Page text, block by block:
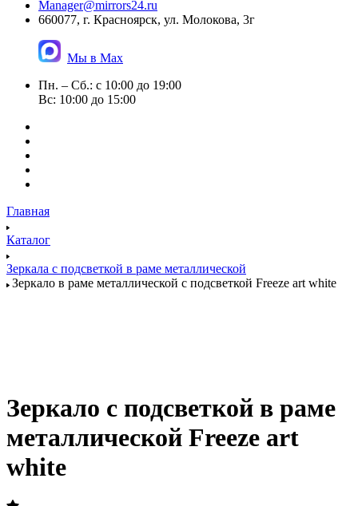
Manager@mirrors24.ru
660077, г. Красноярск, ул. Молокова, 3г
Мы в Max
Пн. – Сб.: с 10:00 до 19:00
Вс: 10:00 до 15:00
Главная
Каталог
Зеркала с подсветкой в раме металлической
Зеркало в раме металлической с подсветкой Freeze art white
Зеркало с подсветкой в раме
металлической Freeze art
white